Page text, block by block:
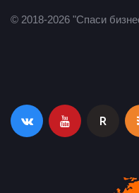
© 2018-2026 "Спаси
R